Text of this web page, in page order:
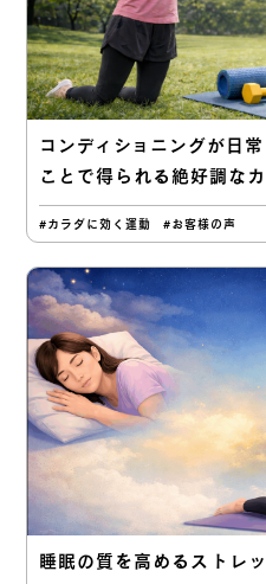
コンディショニングが日
ことで得られる絶好調な
#カラダに効く運動 #お客様の声
睡眠の質を高めるストレ